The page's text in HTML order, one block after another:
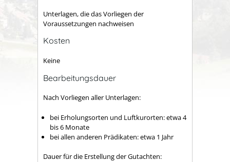
Unterlagen, die das Vorliegen der
Voraussetzungen nachweisen
Kosten
Keine
Bearbeitungsdauer
Nach Vorliegen aller Unterlagen:
bei Erholungsorten und Luftkurorten: etwa 4
bis 6 Monate
bei allen anderen Prädikaten: etwa 1 Jahr
Dauer für die Erstellung der Gutachten: